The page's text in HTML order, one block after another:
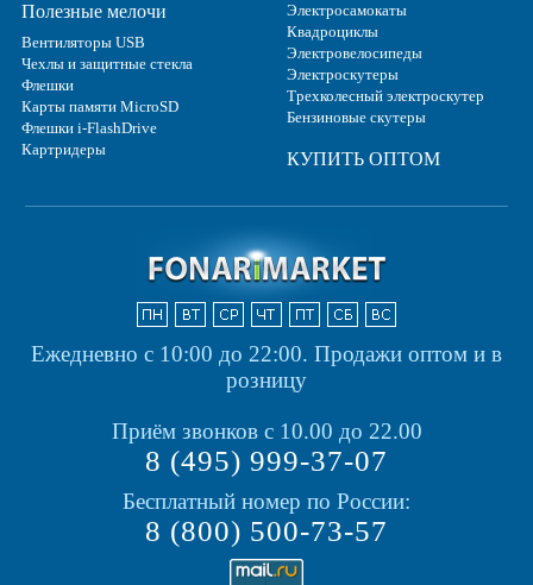
Полезные мелочи
Вентиляторы USB
Чехлы и защитные стекла
Флешки
Карты памяти MicroSD
Флешки i-FlashDrive
Картридеры
Электросамокаты
Квадроциклы
Электровелосипеды
Электроскутеры
Трехколесный электроскутер
Бензиновые скутеры
КУПИТЬ ОПТОМ
Ежедневно с 10:00 до 22:00. Продажи оптом и в
розницу
Приём звонков с 10.00 до 22.00
8 (495) 999-37-07
Бесплатный номер по России:
8 (800) 500-73-57